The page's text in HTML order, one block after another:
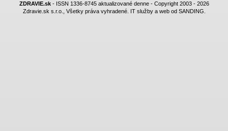
ZDRAVIE.sk- ISSN 1336-8745 aktualizované denne - Copyright 2003 - 2026
Zdravie.sk s.r.o., Všetky práva vyhradené. IT služby a web od SANDING.